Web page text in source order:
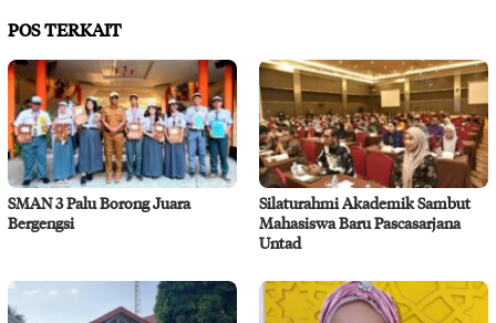
POS TERKAIT
SMAN 3 Palu Borong Juara
Bergengsi
Silaturahmi Akademik Sambut
Mahasiswa Baru Pascasarjana
Untad